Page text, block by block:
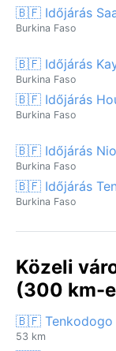
🇧🇫 Időjárás
Burkina Faso
🇧🇫 Időjárás
Burkina Faso
🇧🇫 Időjárás
Burkina Faso
🇧🇫 Időjárás
Burkina Faso
🇧🇫 Időjárás
Burkina Faso
Közeli
(300 km-
🇧🇫 Tenkodogo
53 km